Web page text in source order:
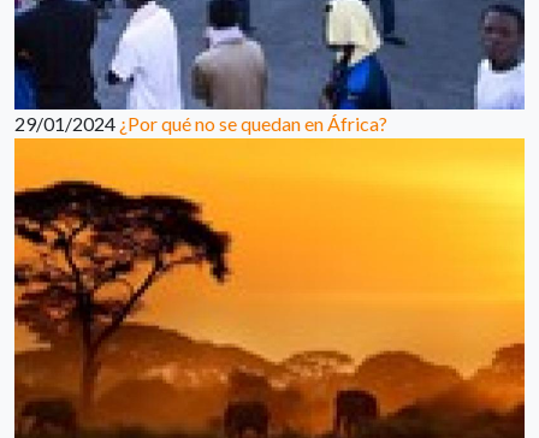
29/01/2024 ¿Por qué no se quedan en África?